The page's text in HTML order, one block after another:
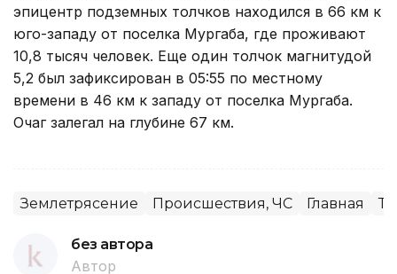
эпицентр подземных толчков находился в 66 км к
юго-западу от поселка Мургаба, где проживают
10,8 тысяч человек. Еще один толчок магнитудой
5,2 был зафиксирован в 05:55 по местному
времени в 46 км к западу от поселка Мургаба.
Очаг залегал на глубине 67 км.
Землетрясение Происшествия, ЧС Главная
без автора
Автор